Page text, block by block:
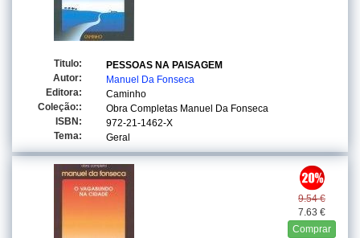
Titulo:
PESSOAS NA PAISAGEM
Autor:
Manuel Da Fonseca
Editora:
Caminho
Coleção::
Obra Completas Manuel Da Fonseca
ISBN:
972-21-1462-X
Tema:
Geral
9.54 €
7.63 €
Comprar